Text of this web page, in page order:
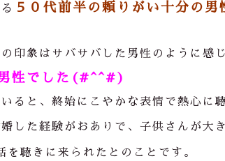
５０代前半の頼りがい十分の男
印象はサバサバした男性のように感
性でした(#^^#)
ると、終始にこやかな表情で熱心に
した経験がおありで、子供さんが大
を聴きに来られたとのことです。